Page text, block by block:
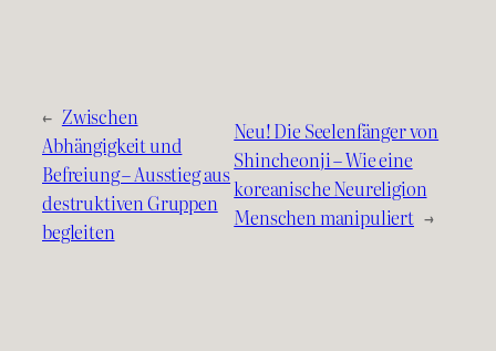
← Zwischen
Abhängigkeit und
Befreiung – Ausstieg aus
destruktiven Gruppen
begleiten
Neu! Die Seelenfänger von
Shincheonji – Wie eine
koreanische Neureligion
Menschen manipuliert →